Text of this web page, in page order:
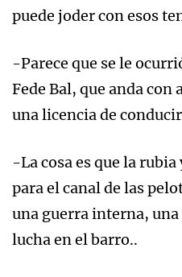
puede joder con esos
-Parece que se le
Fede Bal, que anda
una licencia de
-La cosa es que la
para el canal de las
una guerra interna,
lucha en el barro..